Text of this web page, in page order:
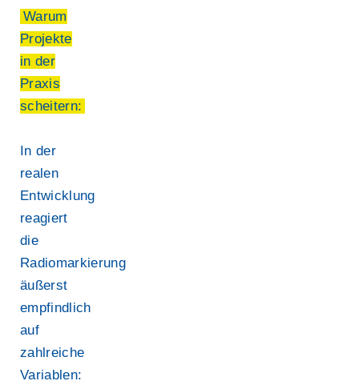
Warum
Projekte
in der
Praxis
scheitern:
In der
realen
Entwicklung
reagiert
die
Radiomarkierung
äußerst
empfindlich
auf
zahlreiche
Variablen: